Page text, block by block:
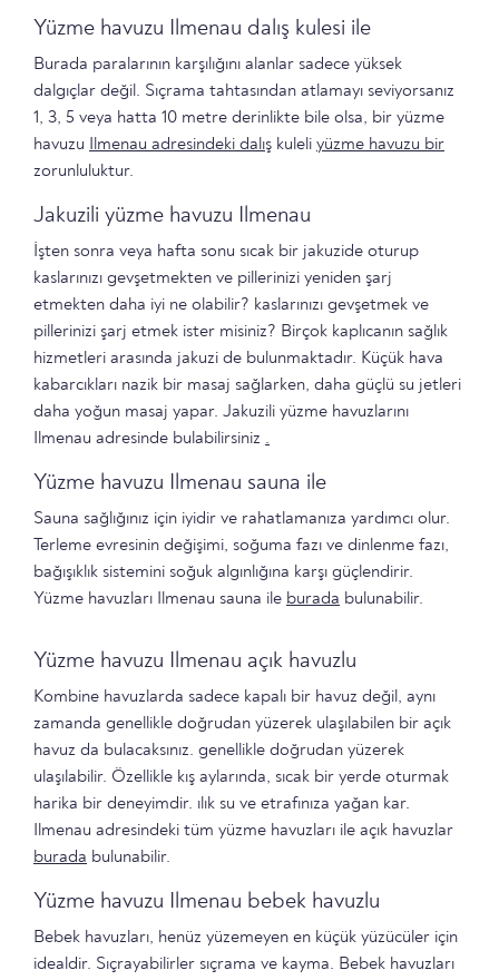
Yüzme havuzu Ilmenau dalış kulesi ile
Burada paralarının karşılığını alanlar sadece yüksek
dalgıçlar değil. Sıçrama tahtasından atlamayı seviyorsanız
1, 3, 5 veya hatta 10 metre derinlikte bile olsa, bir yüzme
havuzu
Ilmenau adresindeki dalış kuleli yüzme havuzu bir
zorunluluktur.
Jakuzili yüzme havuzu Ilmenau
İşten sonra veya hafta sonu sıcak bir jakuzide oturup
kaslarınızı gevşetmekten ve pillerinizi yeniden şarj
etmekten daha iyi ne olabilir? kaslarınızı gevşetmek ve
pillerinizi şarj etmek ister misiniz? Birçok kaplıcanın sağlık
hizmetleri arasında jakuzi de bulunmaktadır. Küçük hava
kabarcıkları nazik bir masaj sağlarken, daha güçlü su jetleri
daha yoğun masaj yapar. Jakuzili yüzme havuzlarını
Ilmenau adresinde bulabilirsiniz .
Yüzme havuzu Ilmenau sauna ile
Sauna sağlığınız için iyidir ve rahatlamanıza yardımcı olur.
Terleme evresinin değişimi, soğuma fazı ve dinlenme fazı,
bağışıklık sistemini soğuk algınlığına karşı güçlendirir.
Yüzme havuzları Ilmenau sauna ile burada bulunabilir.
Yüzme havuzu Ilmenau açık havuzlu
Kombine havuzlarda sadece kapalı bir havuz değil, aynı
zamanda genellikle doğrudan yüzerek ulaşılabilen bir açık
havuz da bulacaksınız. genellikle doğrudan yüzerek
ulaşılabilir. Özellikle kış aylarında, sıcak bir yerde oturmak
harika bir deneyimdir. ılık su ve etrafınıza yağan kar.
Ilmenau adresindeki tüm yüzme havuzları ile açık havuzlar
burada bulunabilir.
Yüzme havuzu Ilmenau bebek havuzlu
Bebek havuzları, henüz yüzemeyen en küçük yüzücüler için
idealdir. Sıçrayabilirler sıçrama ve kayma. Bebek havuzları